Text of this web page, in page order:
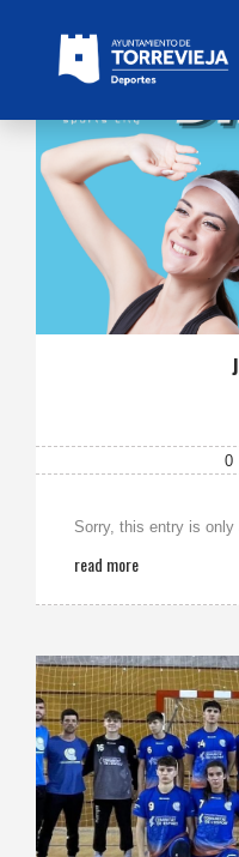
0
Sorry, this entry is only
read more